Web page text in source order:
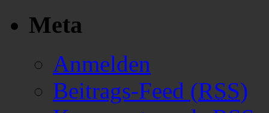
Meta
Anmelden
Beitrags-Feed (RSS)